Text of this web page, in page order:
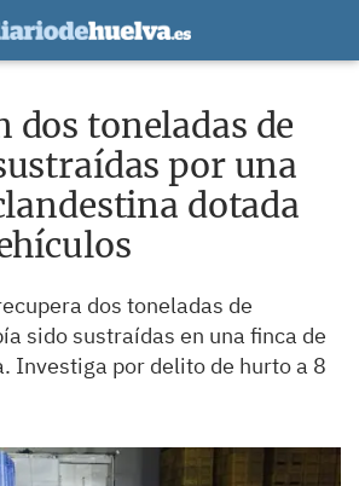
dos toneladas de
por una
dotada
dos toneladas de
sido sustraídas en una finca de
Investiga por delito de hurto a 8